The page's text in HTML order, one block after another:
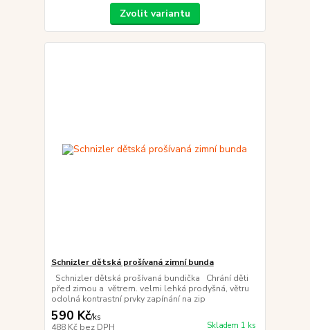
Zvolit variantu
Schnizler dětská prošívaná zimní bunda
Schnizler dětská prošívaná bundička Chrání děti
před zimou a větrem. velmi lehká prodyšná, větru
odolná kontrastní prvky zapínání na zip
590 Kč/ks
488 Kč bez DPH Skladem 1 ks